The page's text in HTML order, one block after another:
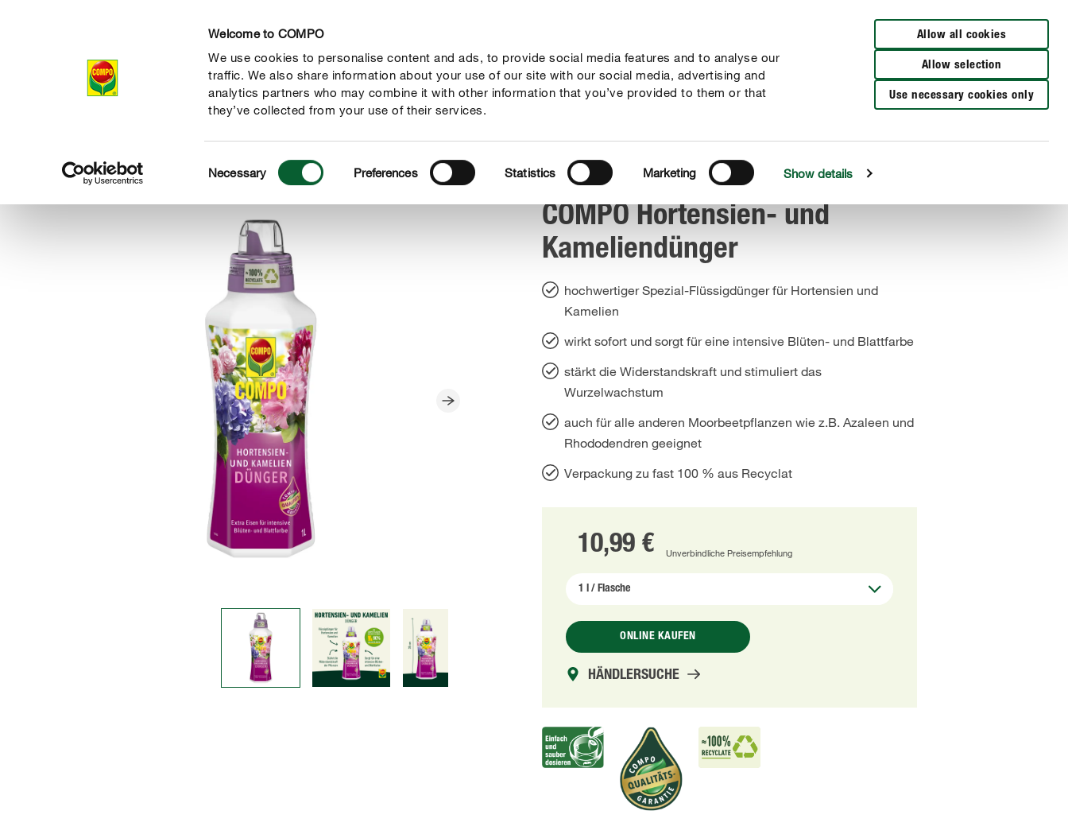
Welcome to COMPO
We use cookies to personalise content and ads, to provide social media features and to analyse our
traffic. We also share information about your use of our site with our social media, advertising and
analytics partners who may combine it with other information that you’ve provided to them or that
they’ve collected from your use of their services.
Selection
Necessary Preferences Statistics Marketing Show details
Allow all cookies
Allow selection
Use necessary cookies only
Produkte Ratgeber Themenwelten Service Unternehmen
COMPOProdukte Dünger & Blattpflege Rhododendron & Hortensie COMPO Hortensien- und Kameliendünger
COMPO Hortensien- und
Kameliendünger
hochwertiger Spezial-Flüssigdünger für Hortensien und
Kamelien
wirkt sofort und sorgt für eine intensive Blüten- und Blattfarbe
stärkt die Widerstandskraft und stimuliert das
Wurzelwachstum
auch für alle anderen Moorbeetpflanzen wie z.B. Azaleen und
Rhododendren geeignet
Verpackung zu fast 100 % aus Recyclat
10,99 € Unverbindliche Preisempfehlung
ONLINE KAUFEN
HÄNDLERSUCHE